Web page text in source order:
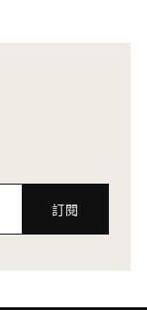
訂閱